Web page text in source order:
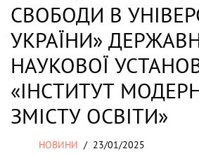
СВОБОДИ В
УКРАЇНИ»
НАУКОВОЇ
«ІНСТИТУТ
ЗМІСТУ ОСВІТИ»
НОВИНИ 23/01/2025